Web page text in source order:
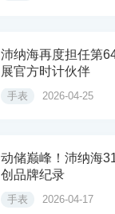
沛纳海再度担任第
展官方时计伙伴
手表 2026-04-25
动储巅峰！沛纳海
创品牌纪录
手表 2026-04-17